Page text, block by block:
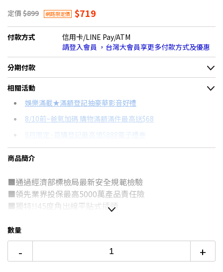
定價 $899 網路限定價 $719
付款方式
信用卡/LINE Pay/ATM
請登入會員 ，台灣大會員享更多付款方式及優惠
分期付款
＊實際可分期數、適用利率，請以購物車顯示為主
信用卡分期
分期數
12期
24期
每期金額
$64
配合銀行/業者
相關活動
娛樂滿載★滿額登記抽豪華影音好禮
8/10前~爸氣加碼 購物滿額滿件最高送$68
8月限定~首購登記最高領$888電子禮券
台灣大哥大Open Possible聯名卡滿額最高回饋25%
商品簡介
■通過經濟部標檢局最新安全規範檢驗
■領先業界投保最高5000萬產品責任險
■獨特!!45度角出線平貼式插頭
■再加1組內建過載自動斷電總開關
■低阻抗!!一體成型電路設計
■大面積雙面夾持刃座構造
■零干涉!!斜面式開關
數量
- +